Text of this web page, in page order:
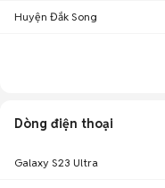
Huyện Đắk Song
Dòng điện thoại
Galaxy S23 Ultra